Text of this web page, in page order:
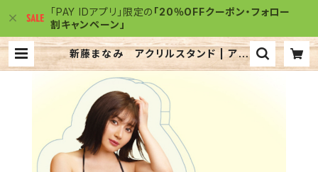
「PAY IDアプリ」限定の 「20％OFFクーポン・フォロー
割キャンペーン」
新藤まなみ アクリルスタンド | アク
リルJACK